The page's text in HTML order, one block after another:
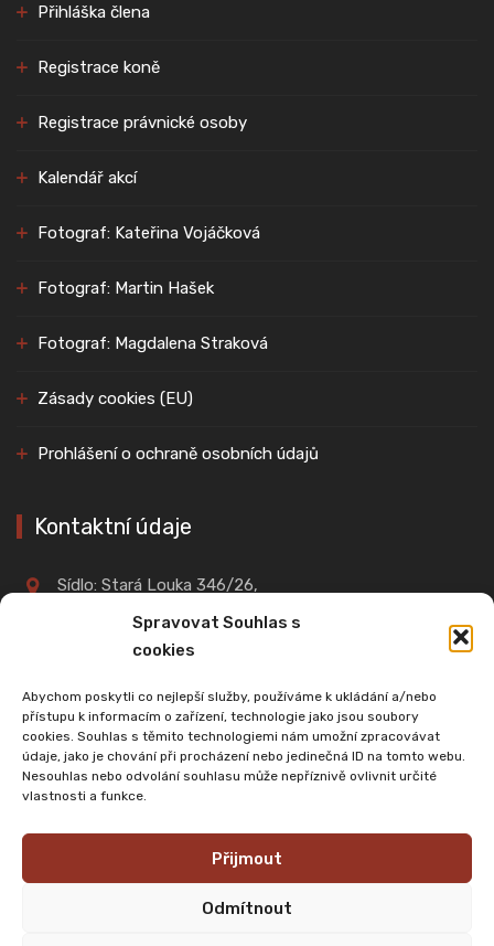
Spravovat Souhlas s
cookies
Abychom poskytli co nejlepší služby, používáme k ukládání a/nebo
přístupu k informacím o zařízení, technologie jako jsou soubory
cookies. Souhlas s těmito technologiemi nám umožní zpracovávat
údaje, jako je chování při procházení nebo jedinečná ID na tomto webu.
Nesouhlas nebo odvolání souhlasu může nepříznivě ovlivnit určité
vlastnosti a funkce.
Přijmout
Odmítnout
Přihláška člena
Registrace koně
Registrace právnické osoby
Kalendář akcí
Fotograf: Kateřina Vojáčková
Fotograf: Martin Hašek
Fotograf: Magdalena Straková
Zásady cookies (EU)
Prohlášení o ochraně osobních údajů
Kontaktní údaje
Sídlo: Stará Louka 346/26,
360 01, Karlovy Vary
+420 603 901 114